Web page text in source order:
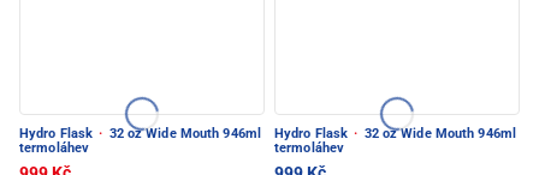
Hydro Flask · 32 oz Wide Mouth 946ml
termoláhev
Hydro Flask · 32 oz Wide Mouth 946ml
termoláhev